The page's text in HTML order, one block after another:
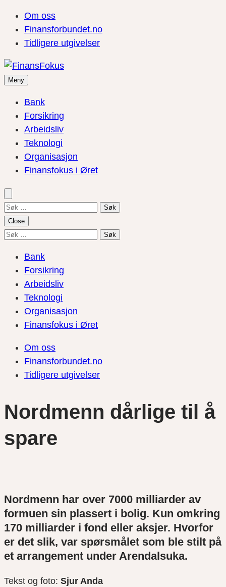
Om oss
Finansforbundet.no
Tidligere utgivelser
Meny
Bank
Forsikring
Arbeidsliv
Teknologi
Organisasjon
Finansfokus i Øret
Søk
etter:
Close
Søk
Bank
Forsikring
Arbeidsliv
Teknologi
Organisasjon
Finansfokus i Øret
Om oss
Finansforbundet.no
Tidligere utgivelser
Nordmenn dårlige til å
spare
Nordmenn har over 7000 milliarder av
formuen sin plassert i bolig. Kun omkring
170 milliarder i fond eller aksjer. Hvorfor
er det slik, var spørsmålet som ble stilt på
et arrangement under Arendalsuka.
Tekst og foto: Sjur Anda